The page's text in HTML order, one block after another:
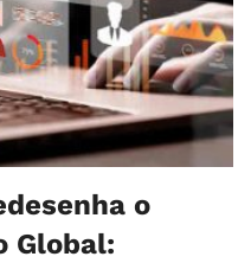
o
Global: